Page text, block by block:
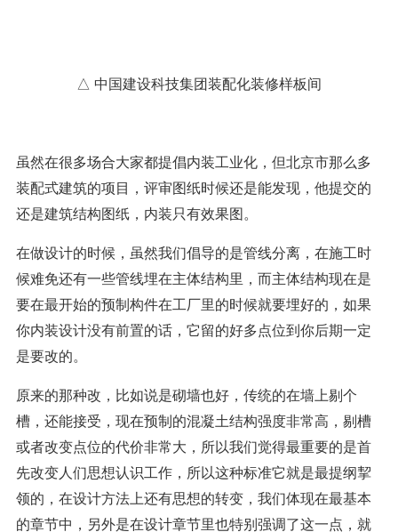
△ 中国建设科技集团装配化装修样板间
虽然在很多场合大家都提倡内装工业化，但北京市那么多
装配式建筑的项目，评审图纸时候还是能发现，他提交的
还是建筑结构图纸，内装只有效果图。
在做设计的时候，虽然我们倡导的是管线分离，在施工时
候难免还有一些管线埋在主体结构里，而主体结构现在是
要在最开始的预制构件在工厂里的时候就要埋好的，如果
你内装设计没有前置的话，它留的好多点位到你后期一定
是要改的。
原来的那种改，比如说是砌墙也好，传统的在墙上剔个
槽，还能接受，现在预制的混凝土结构强度非常高，剔槽
或者改变点位的代价非常大，所以我们觉得最重要的是首
先改变人们思想认识工作，所以这种标准它就是最提纲挈
领的，在设计方法上还有思想的转变，我们体现在最基本
的章节中，另外是在设计章节里也特别强调了这一点，就